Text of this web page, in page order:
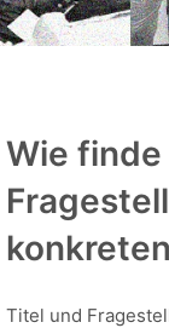
Wie
Titel und